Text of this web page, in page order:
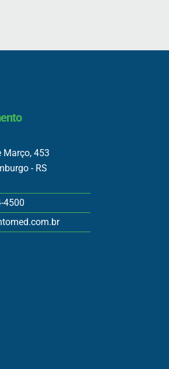
Março, 453
- RS
4500